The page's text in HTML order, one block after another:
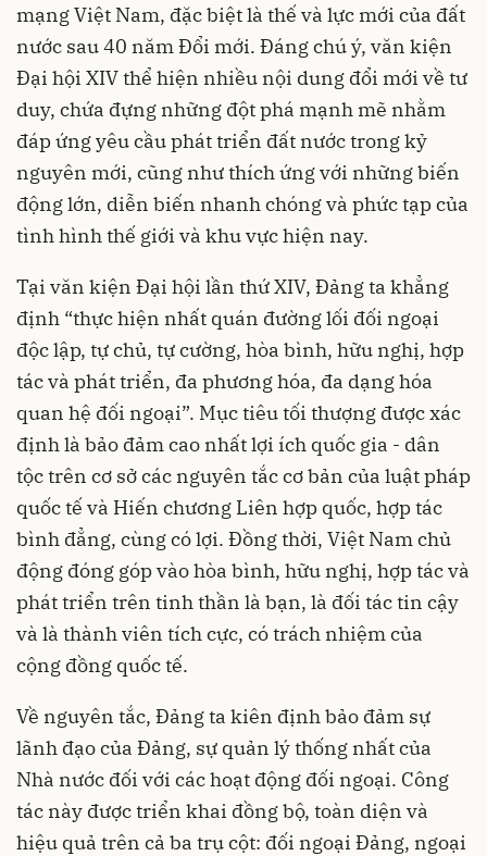
mạng Việt Nam, đặc biệt là thế và lực mới của đất
nước sau 40 năm Đổi mới. Đáng chú ý, văn kiện
Đại hội XIV thể hiện nhiều nội dung đổi mới về tư
duy, chứa đựng những đột phá mạnh mẽ nhằm
đáp ứng yêu cầu phát triển đất nước trong kỷ
nguyên mới, cũng như thích ứng với những biến
động lớn, diễn biến nhanh chóng và phức tạp của
tình hình thế giới và khu vực hiện nay.
Tại văn kiện Đại hội lần thứ XIV, Đảng ta khẳng
định “thực hiện nhất quán đường lối đối ngoại
độc lập, tự chủ, tự cường, hòa bình, hữu nghị, hợp
tác và phát triển, đa phương hóa, đa dạng hóa
quan hệ đối ngoại”. Mục tiêu tối thượng được xác
định là bảo đảm cao nhất lợi ích quốc gia - dân
tộc trên cơ sở các nguyên tắc cơ bản của luật pháp
quốc tế và Hiến chương Liên hợp quốc, hợp tác
bình đẳng, cùng có lợi. Đồng thời, Việt Nam chủ
động đóng góp vào hòa bình, hữu nghị, hợp tác và
phát triển trên tinh thần là bạn, là đối tác tin cậy
và là thành viên tích cực, có trách nhiệm của
cộng đồng quốc tế.
Về nguyên tắc, Đảng ta kiên định bảo đảm sự
lãnh đạo của Đảng, sự quản lý thống nhất của
Nhà nước đối với các hoạt động đối ngoại. Công
tác này được triển khai đồng bộ, toàn diện và
hiệu quả trên cả ba trụ cột: đối ngoại Đảng, ngoại